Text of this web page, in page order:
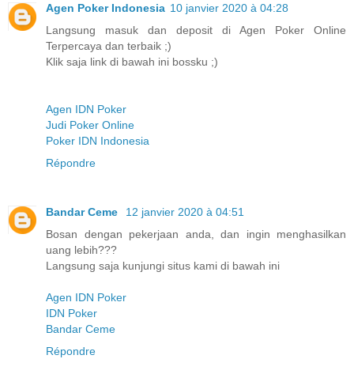
Agen Poker Indonesia 10 janvier 2020 à 04:28
Langsung masuk dan deposit di Agen Poker Online
Terpercaya dan terbaik ;)
Klik saja link di bawah ini bossku ;)
Agen IDN Poker
Judi Poker Online
Poker IDN Indonesia
Répondre
Bandar Ceme
12 janvier 2020 à 04:51
Bosan dengan pekerjaan anda, dan ingin menghasilkan
uang lebih???
Langsung saja kunjungi situs kami di bawah ini
Agen IDN Poker
IDN Poker
Bandar Ceme
Répondre